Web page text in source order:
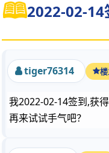
2022-02-14
tiger76314
我2022-02-14签到,获
再来试试手气吧？